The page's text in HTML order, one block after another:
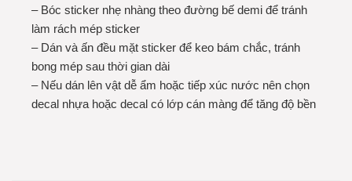
– Bóc sticker nhẹ nhàng theo đường bế demi để tránh
làm rách mép sticker
– Dán và ấn đều mặt sticker để keo bám chắc, tránh
bong mép sau thời gian dài
– Nếu dán lên vật dễ ẩm hoặc tiếp xúc nước nên chọn
decal nhựa hoặc decal có lớp cán màng để tăng độ bền